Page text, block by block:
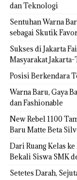
dan Teknologi
Sentuhan Warna
sebagai Skutik
Sukses di Jakarta
Masyarakat
Posisi Berkendara
Warna Baru, Gaya
dan Fashionable
New Rebel 1100
Baru Matte Beta
Dari Ruang Kelas
Bekali Siswa SMK
Setetes Darah,